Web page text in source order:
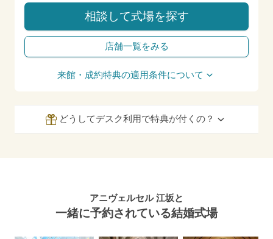
相談して式場を探す
店舗一覧をみる
来館・成約特典の適用条件について
どうしてデスク利用で特典が付くの？
アニヴェルセル 江坂と
一緒に予約されている結婚式場